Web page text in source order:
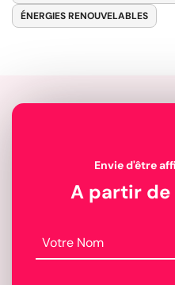
ÉNERGIES RENOUVELABLES
Envie d'être
A partir de